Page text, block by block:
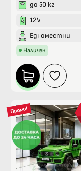
до 50 кг
12V
Едноместни
Наличен
Промо!